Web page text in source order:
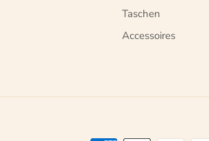
Taschen
Accessoires